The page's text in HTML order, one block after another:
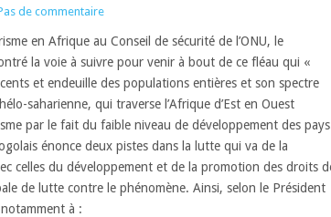
de commentaire
en Afrique au Conseil de sécurité de l’ONU, le
la voie à suivre pour venir à bout de ce fléau qui «
et endeuille des populations entières et son spectre
saharienne, qui traverse l’Afrique d’Est en Ouest
par le fait du faible niveau de développement des
énonce deux pistes dans la lutte qui va de la
celles du développement et de la promotion des droits
de lutte contre le phénomène. Ainsi, selon le Président
à :